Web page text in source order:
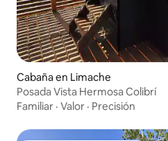
Cabaña en Limache
Posada Vista Hermosa Colibrí
Familiar · Valor · Precisión